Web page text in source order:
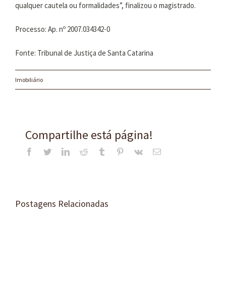
qualquer cautela ou formalidades”, finalizou o magistrado.
Processo: Ap. nº 2007.034342-0
Fonte: Tribunal de Justiça de Santa Catarina
Imobiliário
Compartilhe está página!
Facebook
TwitterLinkedInReddit Tumblr Pinterest
Vk
E-
Postagens Relacionadas